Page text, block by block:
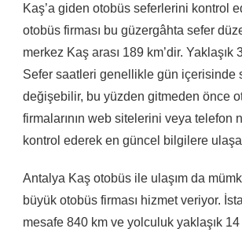
Kaş’a giden otobüs seferlerini kontrol
otobüs firması bu güzergâhta sefer
merkez Kaş arası 189 km’dir. Yaklaşık
Sefer saatleri genellikle gün içerisinde
değişebilir, bu yüzden gitmeden önce
firmalarının web sitelerini veya telefon
kontrol ederek en güncel bilgilere
Antalya Kaş otobüs ile ulaşım da
büyük otobüs firması hizmet veriyor.
mesafe 840 km ve yolculuk yaklaşık